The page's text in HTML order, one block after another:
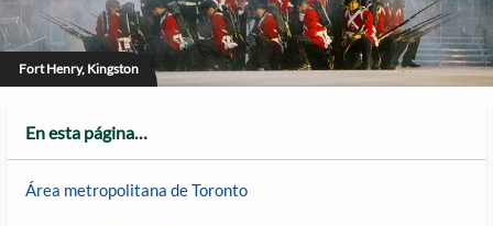
Fort Henry, Kingston
En esta página…
Área metropolitana de Toronto